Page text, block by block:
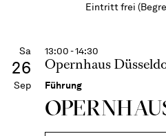
Eintritt frei
Sa
26
Sep
13:00 - 14:30
Opernhaus
Führung